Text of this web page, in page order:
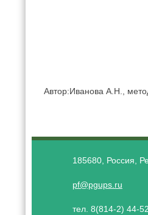
Автор:Иванова А.Н.,
185680, Россия,
pf@pgups.ru
тел. 8(814-2) 44-